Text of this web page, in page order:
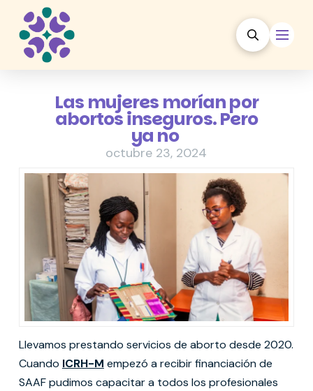
Las mujeres morían por
abortos inseguros. Pero
ya no
octubre 23, 2024
Llevamos prestando servicios de aborto desde 2020.
Cuando ICRH-M empezó a recibir financiación de
SAAF pudimos capacitar a todos los profesionales